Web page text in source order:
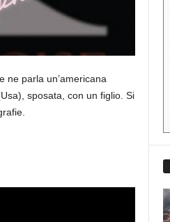
ne parla un’americana
sposata, con un figlio. Si